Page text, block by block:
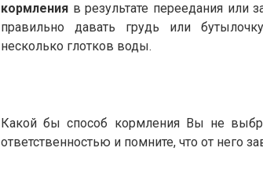
кормления в результате переедания или
правильно давать грудь или
несколько глотков воды.
Какой бы способ кормления Вы не
ответственностью и помните, что от него